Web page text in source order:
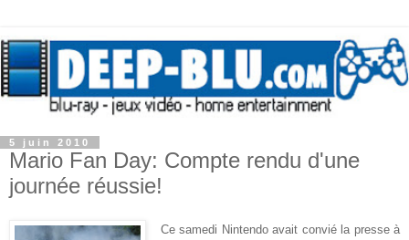
5 juin 2010
Mario Fan Day: Compte rendu d'une
journée réussie!
Ce samedi Nintendo avait convié la presse à